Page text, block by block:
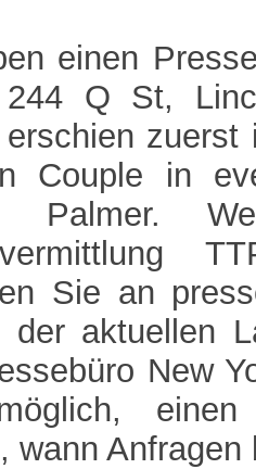
einen
244 Q St,
Couple in
Palmer.
Sie an
der aktuellen
New
wann